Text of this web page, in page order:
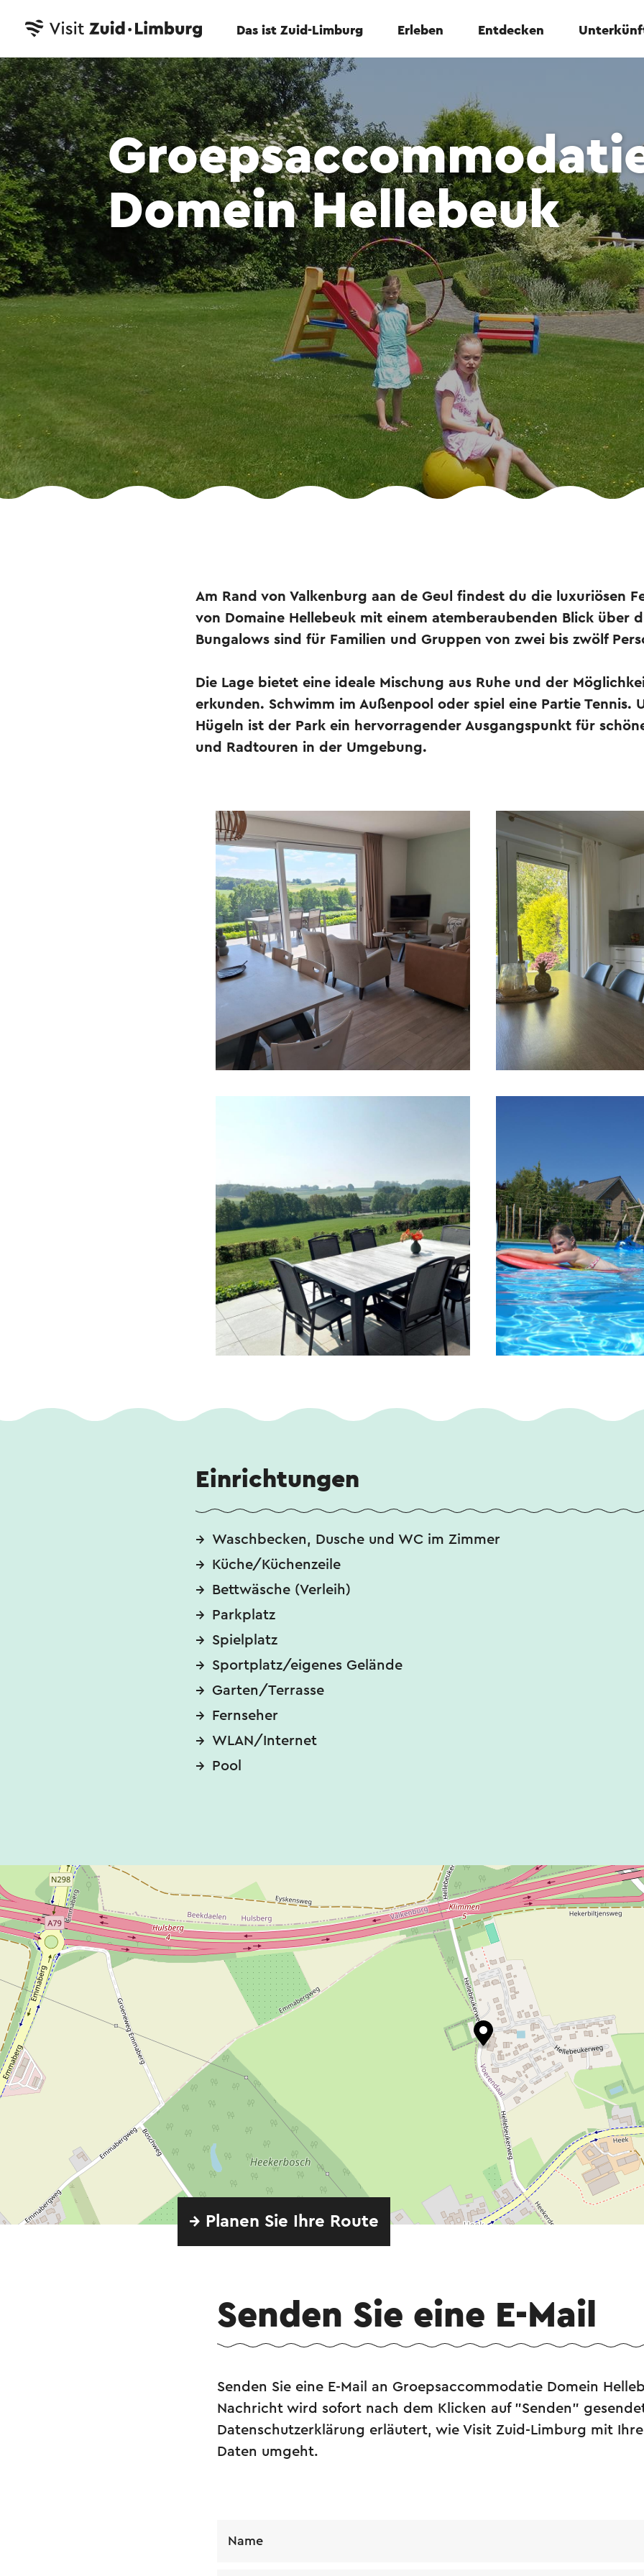
Das ist Zuid-Limburg Erleben Entdecken
Domein Hellebeuk
Am Rand von Valkenburg aan de Geul findest du die luxuriösen
von Domaine Hellebeuk mit einem atemberaubenden Blick über
Bungalows sind für Familien und Gruppen von zwei bis zwölf
Die Lage bietet eine ideale Mischung aus Ruhe und der
erkunden. Schwimm im Außenpool oder spiel eine Partie Tennis.
Hügeln ist der Park ein hervorragender Ausgangspunkt für
und Radtouren in der Umgebung.
Einrichtungen
Waschbecken, Dusche und WC im Zimmer
Küche/Küchenzeile
Bettwäsche (Verleih)
Parkplatz
Spielplatz
Sportplatz/eigenes Gelände
Garten/Terrasse
Fernseher
WLAN/Internet
Pool
→ Planen Sie Ihre Route
Senden Sie eine E-Mail
Senden Sie eine E-Mail an Groepsaccommodatie Domein
Nachricht wird sofort nach dem Klicken auf "Senden"
Datenschutzerklärung erläutert, wie Visit Zuid-Limburg mit
Daten umgeht.
Name